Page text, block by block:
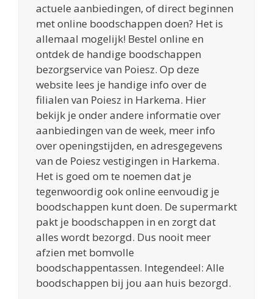
actuele aanbiedingen, of direct beginnen
met online boodschappen doen? Het is
allemaal mogelijk! Bestel online en
ontdek de handige boodschappen
bezorgservice van Poiesz. Op deze
website lees je handige info over de
filialen van Poiesz in Harkema. Hier
bekijk je onder andere informatie over
aanbiedingen van de week, meer info
over openingstijden, en adresgegevens
van de Poiesz vestigingen in Harkema.
Het is goed om te noemen dat je
tegenwoordig ook online eenvoudig je
boodschappen kunt doen. De supermarkt
pakt je boodschappen in en zorgt dat
alles wordt bezorgd. Dus nooit meer
afzien met bomvolle
boodschappentassen. Integendeel: Alle
boodschappen bij jou aan huis bezorgd.